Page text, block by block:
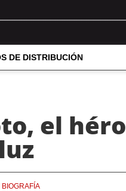
DE DISTRIBUCIÓN
el
BIOGRAFÍA